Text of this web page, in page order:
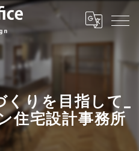
りを目指して_
住宅設計事務所